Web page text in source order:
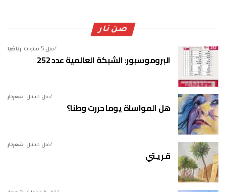
صن نار
رياضيا قبل 5 سنوات
البروموسبور: الشبكة العالمية عدد 252
شعريار قبل سنتين
هل المواساة يوما حررت وطنا؟
شعريار قبل سنتين
قـريـتي